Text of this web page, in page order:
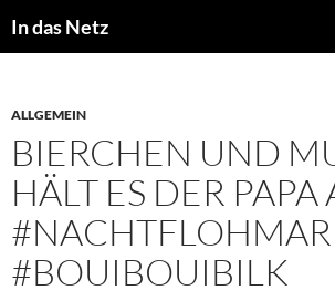
Inhalt
In das Netz
ALLGEMEIN
BIERCHEN UND
HÄLT ES DER PAPA
#BOUIBOUIBILK